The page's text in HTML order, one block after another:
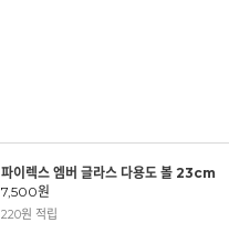
파이렉스 엠버 글라스 다용도 볼 23cm
7,500원
220원 적립